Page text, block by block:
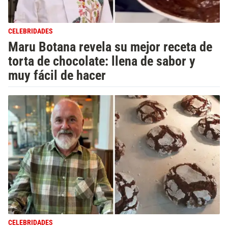
CELEBRIDADES
Maru Botana revela su mejor receta de
torta de chocolate: llena de sabor y
muy fácil de hacer
CELEBRIDADES